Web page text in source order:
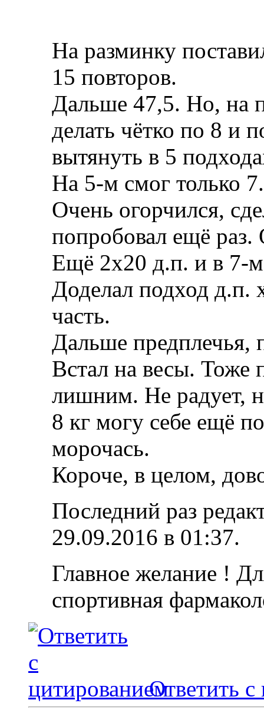
На разминку
15 повторов.
Дальше 47,5. Но, на
делать чётко по 8 и
вытянуть в 5
На 5-м смог только 7.
Очень огорчился,
попробовал ещё раз.
Ещё 2х20 д.п. и в 7-м
Доделал подход д.п.
часть.
Дальше предплечья,
Встал на весы. Тоже
лишним. Не радует,
8 кг могу себе ещё
морочась.
Короче, в целом,
Последний раз
29.09.2016 в 01:37.
Главное желание !
спортивная
Ответить с